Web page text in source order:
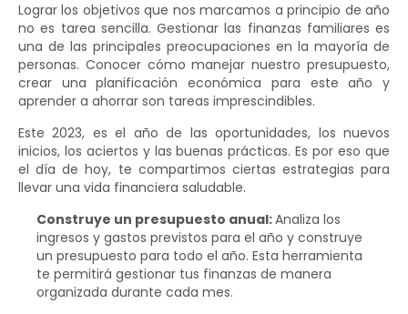
Lograr los objetivos que nos marcamos a principio de año
no es tarea sencilla. Gestionar las finanzas familiares es
una de las principales preocupaciones en la mayoría de
personas. Conocer cómo manejar nuestro presupuesto,
crear una planificación económica para este año y
aprender a ahorrar son tareas imprescindibles.
Este 2023, es el año de las oportunidades, los nuevos
inicios, los aciertos y las buenas prácticas. Es por eso que
el día de hoy, te compartimos ciertas estrategias para
llevar una vida financiera saludable.
Construye un presupuesto anual:Analiza los
ingresos y gastos previstos para el año y construye
un presupuesto para todo el año. Esta herramienta
te permitirá gestionar tus finanzas de manera
organizada durante cada mes.